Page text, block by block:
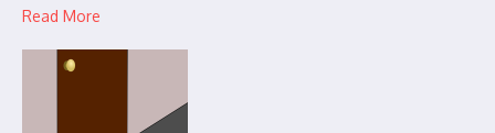
Read More